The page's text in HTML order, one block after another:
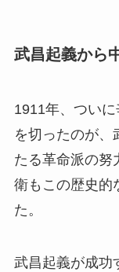
武昌起義から
1911年、つい
を切ったのが、
たる革命派の努
衛もこの歴史的
た。
武昌起義が成功